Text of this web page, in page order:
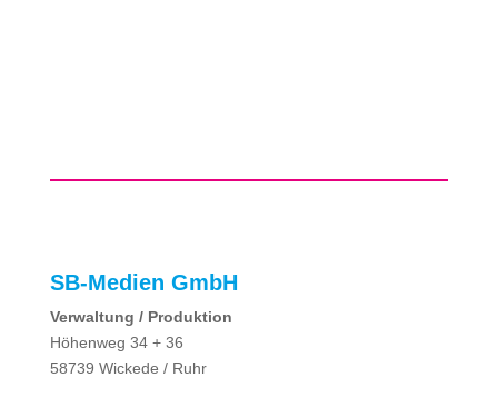
SB-Medien GmbH
Verwaltung / Produktion
Höhenweg 34 + 36
58739 Wickede / Ruhr